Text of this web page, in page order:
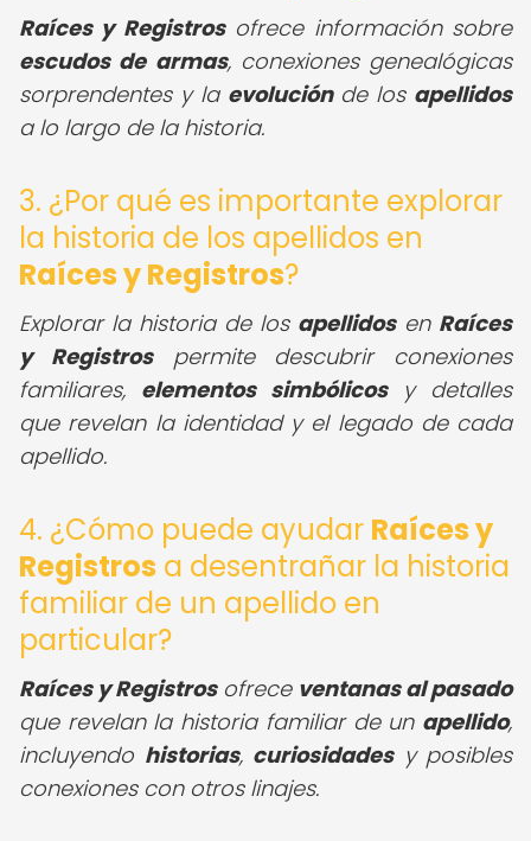
Raíces y Registrosofrece información sobre
escudos de armas, conexiones genealógicas
sorprendentes y la evoluciónde los apellidos
a lo largo de la historia.
3. ¿Por qué es importante explorar
la historia de los apellidos en
Raíces y Registros?
Explorar la historia de los apellidosen Raíces
y Registrospermite descubrir conexiones
familiares, elementos simbólicosy detalles
que revelan la identidad y el legado de cada
apellido.
4. ¿Cómo puede ayudar Raíces y
Registros a desentrañar la historia
familiar de un apellido en
particular?
Raíces y Registrosofrece ventanas al pasado
que revelan la historia familiar de un apellido,
incluyendo historias, curiosidadesy posibles
conexiones con otros linajes.